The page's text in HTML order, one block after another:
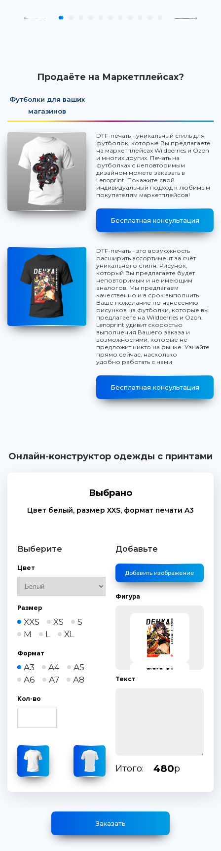
Продаёте на Маркетплейсах?
Футболки для ваших
магазинов
DTF-печать - уникальный стиль для
футболок, которые Вы предлагаете
на маркетплейсах Wildberries и Ozon
и многих других. Печать на
футболках с неповторимым
дизайном можете заказать в
Lenoprint. Покажите свой
индивидуальный подход к любимым
покупателям маркетплейсов!
Бесплатная консультация
DTF-печать - это возможность
расширить ассортимент за счёт
уникального стиля. Рисунок,
который Вы предлагаете будет
неповторимым и не имеющим
аналогов. Мы предлагаем
качественно и в срок выполнить
Ваше пожелание по нанесению
рисунков на футболки, которые вы
предлагаете на Wildberries и Ozon.
Lenoprint удивит скоростью
выполнения Вашего заказа и
возможностями, которые не
предложит никто на рынке. Узнайте
прямо сейчас, насколько
удобно работать с нами
Бесплатная консультация
Онлайн-конструктор одежды с принтами
Выбрано
Цвет белый, размер XXS, формат печати A3
Выберите
Цвет
Размер
XXS XS
S
M
L XL
Формат
A3 A4
A5
A6
A7 A8
Кол-во
Добавьте
Добавить изображение
Фигура
Текст
Итого: 480р